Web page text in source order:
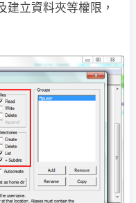
立資料夾等權限，